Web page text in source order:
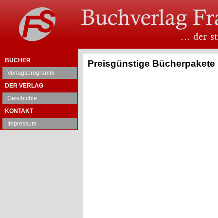
BÜCHER
Verlagsprogramm
DER VERLAG
Geschichte
KONTAKT
Impressum
Preisgünstige Bücherpakete